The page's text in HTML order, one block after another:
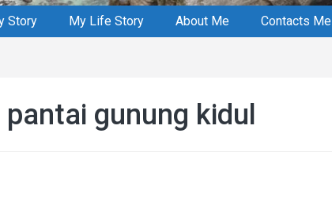
Story My Life Story About Me Contacts Me
gunung kidul